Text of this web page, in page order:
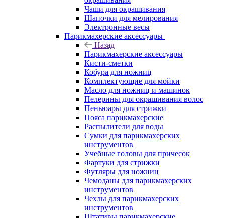
Чаши для окрашивания
Шапочки для мелирования
Электронные весы
Парикмахерские аксессуары
Назад
Парикмахерские аксессуары
Кисти-сметки
Кобура для ножниц
Комплектующие для мойки
Масло для ножниц и машинок
Пелерины для окрашивания волос
Пеньюары для стрижки
Пояса парикмахерские
Распылители для воды
Сумки для парикмахерских
инструментов
Учебные головы для причесок
Фартуки для стрижки
Футляры для ножниц
Чемоданы для парикмахерских
инструментов
Чехлы для парикмахерских
инструментов